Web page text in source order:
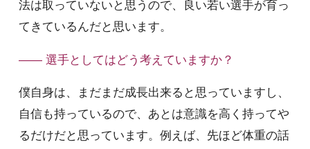
法は取っていないと思うので、良い若い選手が育っ
てきているんだと思います。
—— 選手としてはどう考えていますか？
僕自身は、まだまだ成長出来ると思っていますし、
自信も持っているので、あとは意識を高く持ってや
るだけだと思っています。例えば、先ほど体重の話